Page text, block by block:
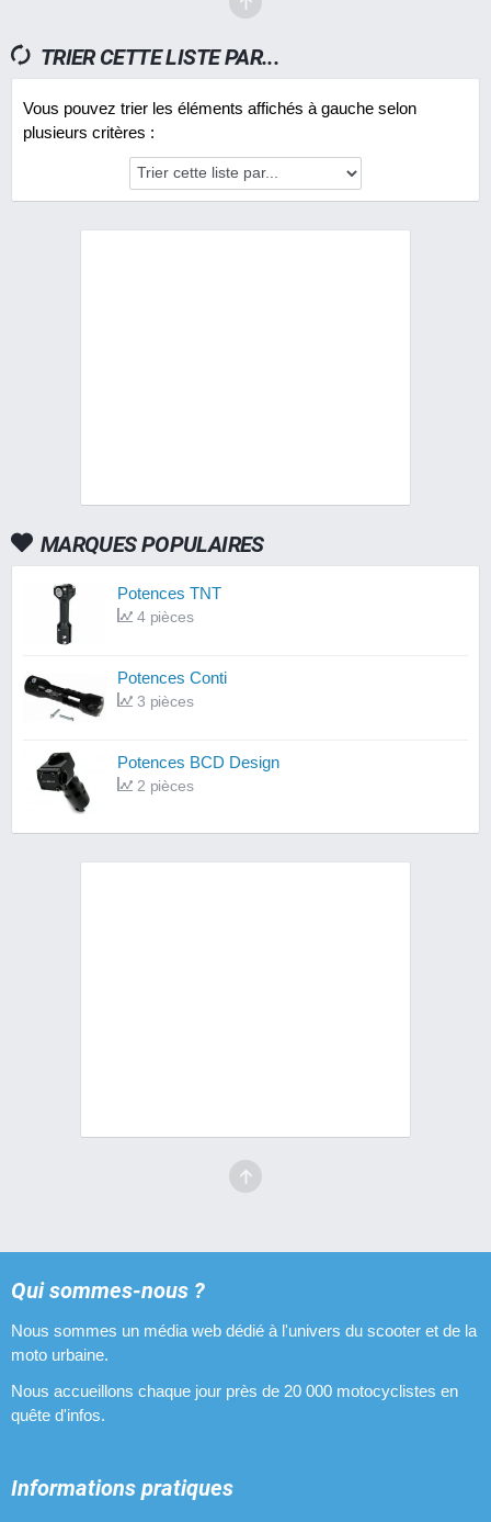
TRIER CETTE LISTE PAR...
Vous pouvez trier les éléments affichés à gauche selon
plusieurs critères :
MARQUES POPULAIRES
Potences TNT
4 pièces
Potences Conti
3 pièces
Potences BCD Design
2 pièces
Qui sommes-nous ?
Nous sommes un média web dédié à l'univers du scooter et de la
moto urbaine.
Nous accueillons chaque jour près de 20 000 motocyclistes en
quête d'infos.
Informations pratiques